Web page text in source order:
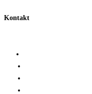
Kontakt